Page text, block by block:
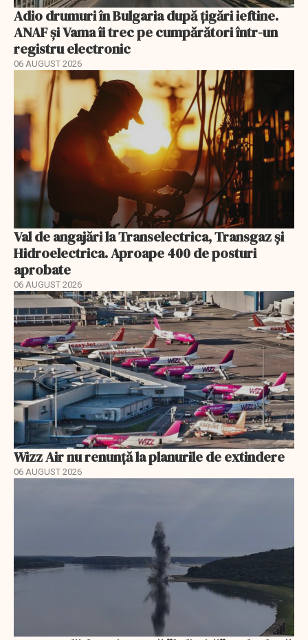
Adio drumuri în Bulgaria după țigări ieftine.
ANAF și Vama îi trec pe cumpărători într-un
registru electronic
06 AUGUST 2026
Val de angajări la Transelectrica, Transgaz și
Hidroelectrica. Aproape 400 de posturi
aprobate
06 AUGUST 2026
Wizz Air nu renunță la planurile de extindere
06 AUGUST 2026